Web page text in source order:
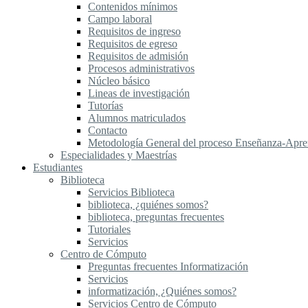
Contenidos mínimos
Campo laboral
Requisitos de ingreso
Requisitos de egreso
Requisitos de admisión
Procesos administrativos
Núcleo básico
Lineas de investigación
Tutorías
Alumnos matriculados
Contacto
Metodología General del proceso Enseñanza-
Especialidades y Maestrías
Estudiantes
Biblioteca
Servicios Biblioteca
biblioteca, ¿quiénes somos?
biblioteca, preguntas frecuentes
Tutoriales
Servicios
Centro de Cómputo
Preguntas frecuentes Informatización
Servicios
informatización, ¿Quiénes somos?
Servicios Centro de Cómputo